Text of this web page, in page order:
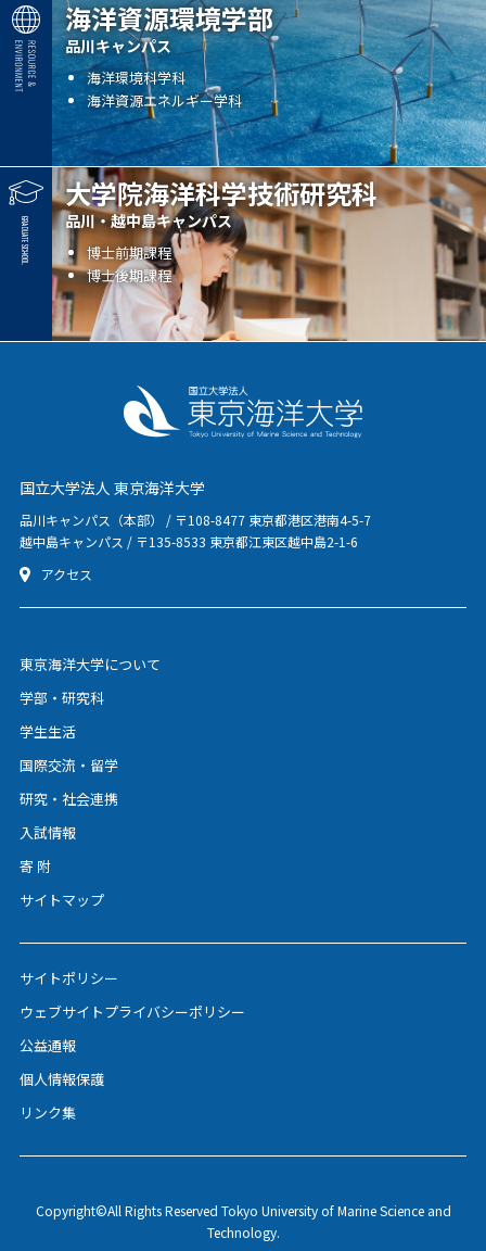
海洋資源環境学部
品川キャンパス
海洋環境科学科
海洋資源エネルギー学科
大学院海洋科学技術研究科
品川・越中島キャンパス
博士前期課程
博士後期課程
国立大学法人 東京海洋大学
品川キャンパス（本部） / 〒108-8477 東京都港区港南4-5-7
越中島キャンパス / 〒135-8533 東京都江東区越中島2-1-6
アクセス
東京海洋大学について
学部・研究科
学生生活
国際交流・留学
研究・社会連携
入試情報
寄 附
サイトマップ
サイトポリシー
ウェブサイトプライバシーポリシー
公益通報
個人情報保護
リンク集
Copyright©All Rights Reserved Tokyo University of Marine Science and
Technology.